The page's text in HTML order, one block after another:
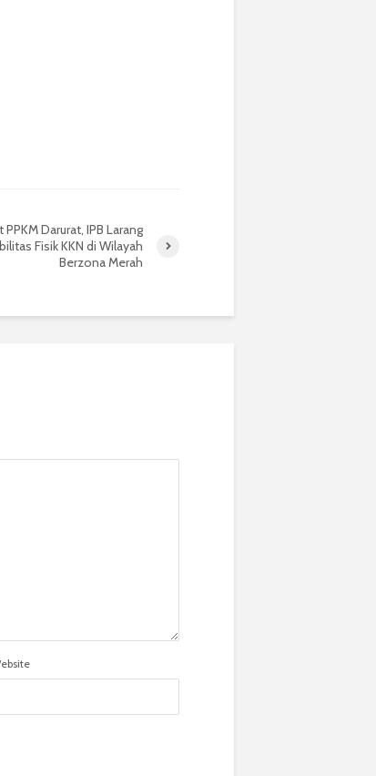
PPKM Darurat, IPB Larang
Fisik KKN di Wilayah
Berzona Merah